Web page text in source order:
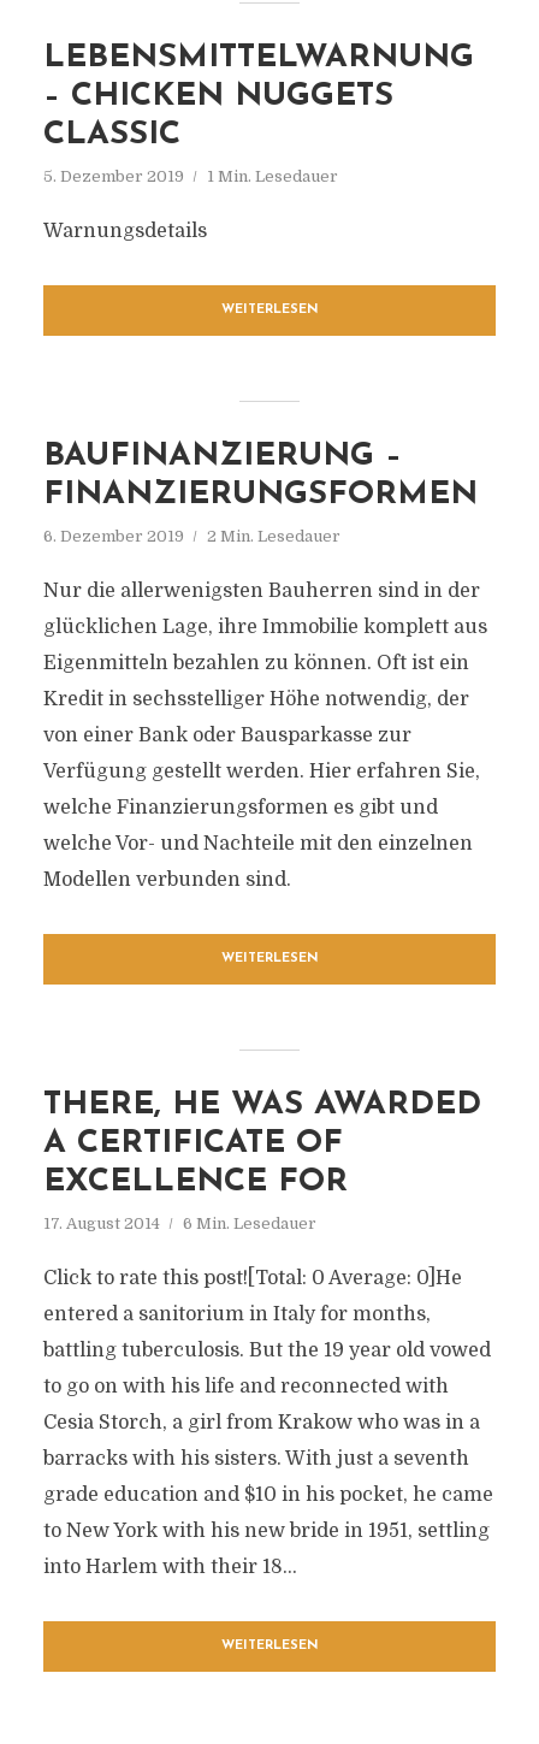
LEBENSMITTELWARNUNG
– CHICKEN NUGGETS
CLASSIC
5. Dezember 2019 1 Min. Lesedauer
Warnungsdetails
WEITERLESEN
BAUFINANZIERUNG –
FINANZIERUNGSFORMEN
6. Dezember 2019 2 Min. Lesedauer
Nur die allerwenigsten Bauherren sind in der
glücklichen Lage, ihre Immobilie komplett aus
Eigenmitteln bezahlen zu können. Oft ist ein
Kredit in sechsstelliger Höhe notwendig, der
von einer Bank oder Bausparkasse zur
Verfügung gestellt werden. Hier erfahren Sie,
welche Finanzierungsformen es gibt und
welche Vor- und Nachteile mit den einzelnen
Modellen verbunden sind.
WEITERLESEN
THERE, HE WAS AWARDED
A CERTIFICATE OF
EXCELLENCE FOR
17. August 2014 6 Min. Lesedauer
Click to rate this post![Total: 0 Average: 0]He
entered a sanitorium in Italy for months,
battling tuberculosis. But the 19 year old vowed
to go on with his life and reconnected with
Cesia Storch, a girl from Krakow who was in a
barracks with his sisters. With just a seventh
grade education and $10 in his pocket, he came
to New York with his new bride in 1951, settling
into Harlem with their 18...
WEITERLESEN